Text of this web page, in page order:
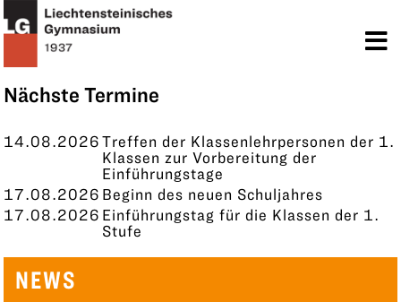
Nächste Termine
14.08.2026Treffen der Klassenlehrpersonen der 1.
Klassen zur Vorbereitung der
Einführungstage
17.08.2026 Beginn des neuen Schuljahres
17.08.2026 Einführungstag für die Klassen der 1.
Stufe
KONTAKT
NEWS